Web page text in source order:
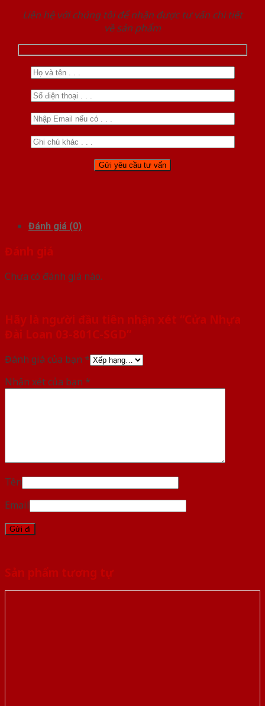
Liên hệ với chúng tôi để nhận được tư vấn chi tiết
về sản phẩm
Đánh giá (0)
Đánh giá
Chưa có đánh giá nào.
Hãy là người đầu tiên nhận xét “Cửa Nhựa
Đài Loan 03-801C-SGD”
Đánh giá của bạn *
Nhận xét của bạn *
Tên
Email
Sản phẩm tương tự